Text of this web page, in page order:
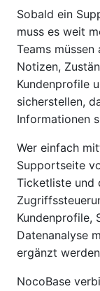
Sobald ein
muss es weit
Teams
Notizen,
Kundenprofile
sicherstellen,
Informationen
Wer einfach
Supportseite
Ticketliste
Kundenprofile,
Datenanalyse
ergänzt
NocoBase